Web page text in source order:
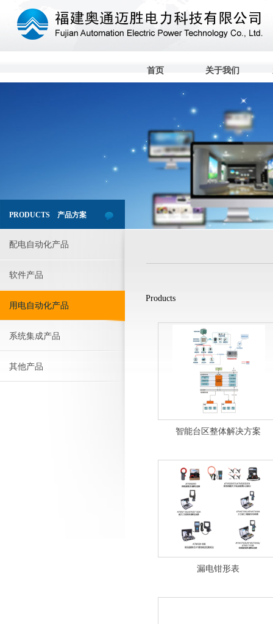
首页 关于我们
PRODUCTS 产品方案
配电自动化产品
软件产品
用电自动化产品
系统集成产品
其他产品
Products
智能台区整体解决方案
漏电钳形表